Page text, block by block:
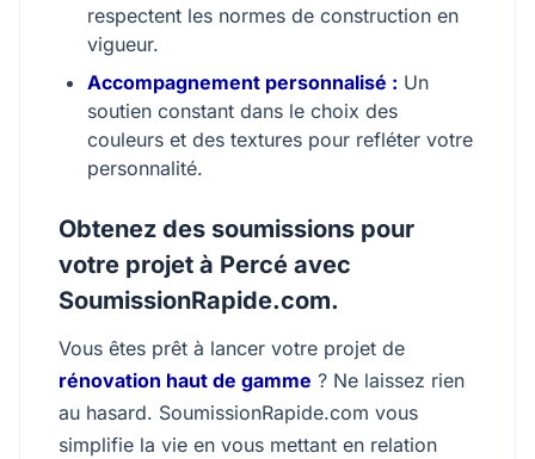
respectent les normes de construction en
vigueur.
Accompagnement personnalisé : Un
soutien constant dans le choix des
couleurs et des textures pour refléter votre
personnalité.
Obtenez des soumissions pour
votre projet à Percé avec
SoumissionRapide.com.
Vous êtes prêt à lancer votre projet de
rénovation haut de gamme ? Ne laissez rien
au hasard. SoumissionRapide.com vous
simplifie la vie en vous mettant en relation